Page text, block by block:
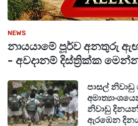
NEWS
නායයාමේ පූර්ව අනතුරු
- අවදානම් දිස්ත්‍රික්ක
පාසල් නිවාඩු
නිවාඩු
ඇරඹෙන